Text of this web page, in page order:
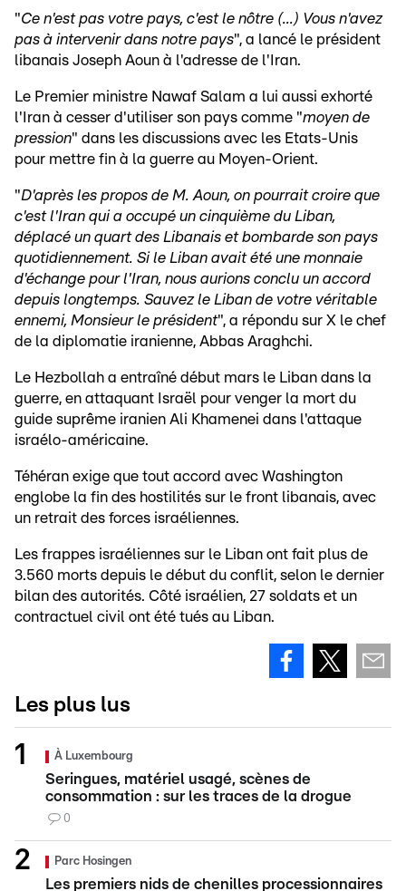
"Ce n'est pas votre pays, c'est le nôtre (...) Vous n'avez
pas à intervenir dans notre pays", a lancé le président
libanais Joseph Aoun à l'adresse de l'Iran.
Le Premier ministre Nawaf Salam a lui aussi exhorté
l'Iran à cesser d'utiliser son pays comme "moyen de
pression" dans les discussions avec les Etats-Unis
pour mettre fin à la guerre au Moyen-Orient.
"D'après les propos de M. Aoun, on pourrait croire que
c'est l'Iran qui a occupé un cinquième du Liban,
déplacé un quart des Libanais et bombarde son pays
quotidiennement. Si le Liban avait été une monnaie
d'échange pour l'Iran, nous aurions conclu un accord
depuis longtemps. Sauvez le Liban de votre véritable
ennemi, Monsieur le président", a répondu sur X le chef
de la diplomatie iranienne, Abbas Araghchi.
Le Hezbollah a entraîné début mars le Liban dans la
guerre, en attaquant Israël pour venger la mort du
guide suprême iranien Ali Khamenei dans l'attaque
israélo-américaine.
Téhéran exige que tout accord avec Washington
englobe la fin des hostilités sur le front libanais, avec
un retrait des forces israéliennes.
Les frappes israéliennes sur le Liban ont fait plus de
3.560 morts depuis le début du conflit, selon le dernier
bilan des autorités. Côté israélien, 27 soldats et un
contractuel civil ont été tués au Liban.
Les plus lus
À Luxembourg
Seringues, matériel usagé, scènes de
consommation : sur les traces de la drogue
0
Parc Hosingen
Les premiers nids de chenilles processionnaires